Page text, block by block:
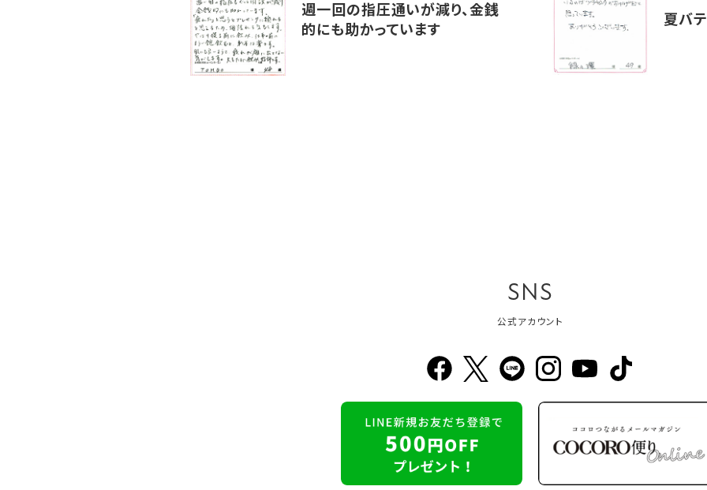
週一回の指圧通いが減り、金銭
的にも助かっています
夏バ
SNS
公式アカウント